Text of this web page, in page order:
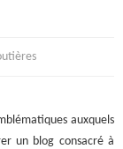
auxquels
un blog consacré à